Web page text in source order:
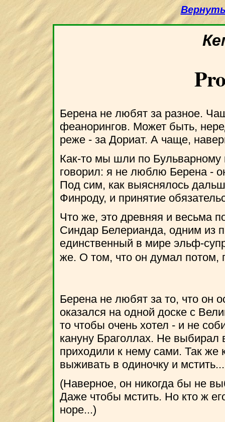
Берена не любят за разное.
феанорингов. Может быть,
реже - за Дориат. А чаще,
Как-то мы шли по
говорил: я не люблю Берена -
Под сим, как выяснялось
Финроду, и принятие
Что же, это древняя и весьма
Синдар Белерианда, одним из
единственный в мире эльф-
же. О том, что он думал потом,
Берена не любят за то, что он
оказался на одной доске с
то чтобы очень хотел - и не
кануну Браголлах. Не выбирал
приходили к нему сами. Так же
выживать в одиночку и мстить...
(Наверное, он никогда бы не
Даже чтобы мстить. Но кто ж
норе...)